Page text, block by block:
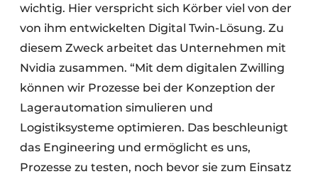
wichtig. Hier verspricht sich Körber viel von der
von ihm entwickelten Digital Twin-Lösung. Zu
diesem Zweck arbeitet das Unternehmen mit
Nvidia zusammen. “Mit dem digitalen Zwilling
können wir Prozesse bei der Konzeption der
Lagerautomation simulieren und
Logistiksysteme optimieren. Das beschleunigt
das Engineering und ermöglicht es uns,
Prozesse zu testen, noch bevor sie zum Einsatz